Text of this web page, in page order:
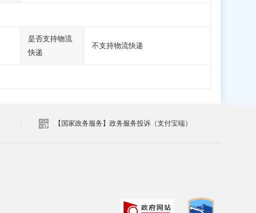
是否支持物流
快递
不支持物流快递
【国家政务服务】政务服务投诉（支付宝端）